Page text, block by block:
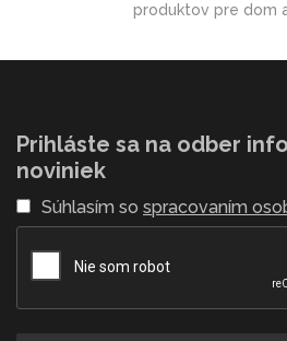
produktov pre dom
Prihláste sa na odber
noviniek
Súhlasím so spracovaním